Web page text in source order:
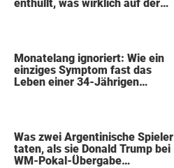
enthüllt, was wirklich auf der
Monatelang ignoriert: Wie ein
einziges Symptom fast das
Leben einer 34-Jährigen
Was zwei Argentinische Spieler
taten, als sie Donald Trump bei
WM-Pokal-Übergabe